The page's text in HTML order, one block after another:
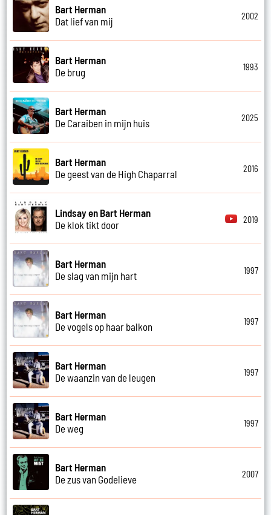
Bart Herman
Dat lief van mij
2002
Bart Herman
De brug
1993
Bart Herman
De Caraiben in mijn huis
2025
Bart Herman
De geest van de High Chaparral
2016
Lindsay en Bart Herman
De klok tikt door
2019
Bart Herman
De slag van mijn hart
1997
Bart Herman
De vogels op haar balkon
1997
Bart Herman
De waanzin van de leugen
1997
Bart Herman
De weg
1997
Bart Herman
De zus van Godelieve
2007